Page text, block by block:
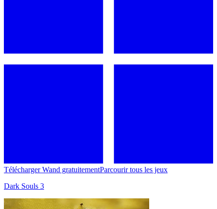
Télécharger Wand gratuitementParcourir tous les jeux
Dark Souls 3